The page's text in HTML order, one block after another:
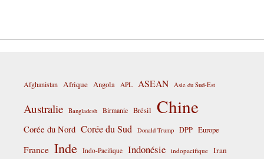
Afghanistan Afrique Angola APL ASEAN Asie du Sud-Est
Australie Bangladesh Birmanie Brésil Chine
Corée du Nord Corée du Sud Donald Trump DPP Europe
France Inde Indo-Pacifique Indonésie indopacifique Iran